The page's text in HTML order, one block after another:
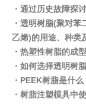
・通过历史故障探
・透明树脂(聚对
乙烯)的用途、种类
・热塑性树脂的成
・如何选择透明树
・PEEK树脂是什
・树脂注塑模具中